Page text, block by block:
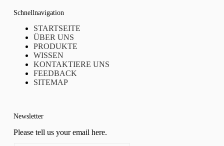
Schnellnavigation
STARTSEITE
ÜBER UNS
PRODUKTE
WISSEN
KONTAKTIERE UNS
FEEDBACK
SITEMAP
Newsletter
Please tell us your email here.